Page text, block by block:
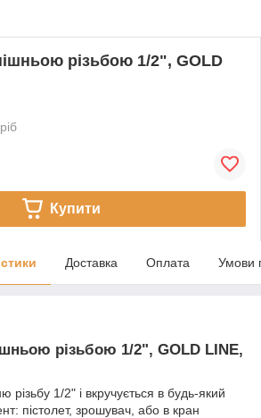
різьбою 1/2", GOLD
Купити
Доставка Оплата Умови
різьбою 1/2", GOLD LINE,
різьбу 1/2" і вкручується в будь-який
пістолет, зрошувач, або в кран